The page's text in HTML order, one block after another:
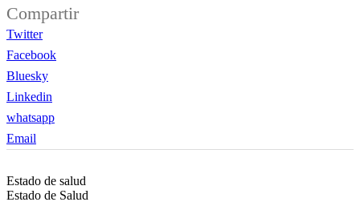
Compartir
Twitter
Facebook
Bluesky
Linkedin
whatsapp
Email
Estado de salud
Estado de Salud